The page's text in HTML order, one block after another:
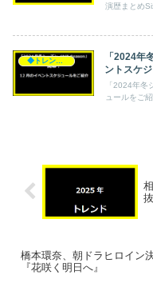
演歴まとめ
◆トレンド◆
「2024年
ントスケ
「2024年冬
ュールをご
橋本環奈、朝ドラヒロイン
『花咲く明日へ』